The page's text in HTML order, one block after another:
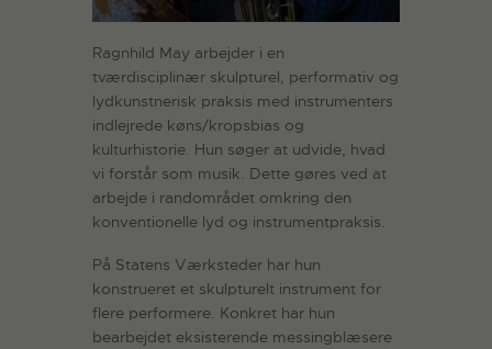
Ragnhild May arbejder i en
tværdisciplinær skulpturel, performativ og
lydkunstnerisk praksis med instrumenters
indlejrede køns/kropsbias og
kulturhistorie. Hun søger at udvide, hvad
vi forstår som musik. Dette gøres ved at
arbejde i randområdet omkring den
konventionelle lyd og instrumentpraksis.
På Statens Værksteder har hun
konstrueret et skulpturelt instrument for
flere performere. Konkret har hun
bearbejdet eksisterende messingblæsere